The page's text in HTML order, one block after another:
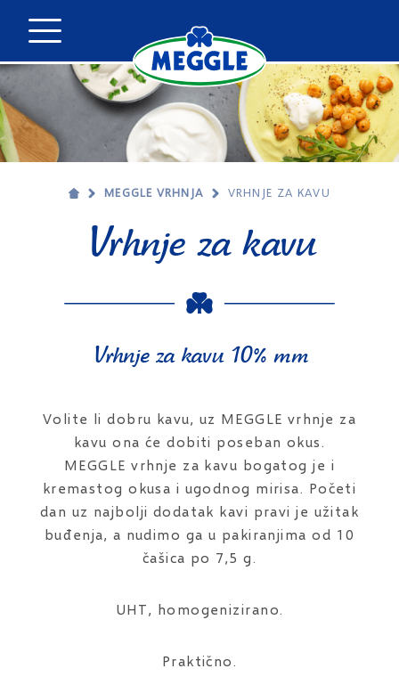
MEGGLE VRHNJA VRHNJE ZA KAVU
Vrhnje za kavu
Vrhnje za kavu 10% mm
Volite li dobru kavu, uz MEGGLE vrhnje za
kavu ona će dobiti poseban okus.
MEGGLE vrhnje za kavu bogatog je i
kremastog okusa i ugodnog mirisa. Početi
dan uz najbolji dodatak kavi pravi je užitak
buđenja, a nudimo ga u pakiranjima od 10
čašica po 7,5 g.
UHT, homogenizirano.
Praktično.